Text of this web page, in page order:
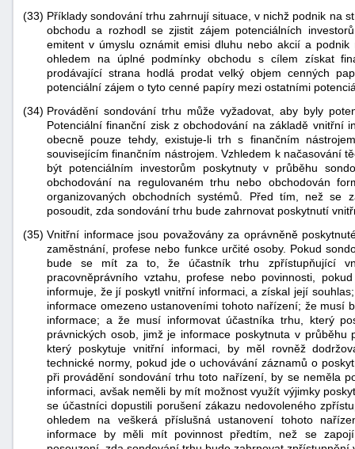
(33) Příklady sondování trhu zahrnují situace, v nichž podnik na
obchodu a rozhodl se zjistit zájem potenciálních
emitent v úmyslu oznámit emisi dluhu nebo akcií a
ohledem na úplné podmínky obchodu s cílem získat
prodávající strana hodlá prodat velký objem cenných
potenciální zájem o tyto cenné papíry mezi ostatními
(34) Provádění sondování trhu může vyžadovat, aby byly
Potenciální finanční zisk z obchodování na základě vnitřní
obecně pouze tehdy, existuje-li trh s finančním
souvisejícím finančním nástrojem. Vzhledem k načasování
být potenciálním investorům poskytnuty v průběhu
obchodování na regulovaném trhu nebo obchodován
organizovaných obchodních systémů. Před tím, než
posoudit, zda sondování trhu bude zahrnovat poskytnutí
(35) Vnitřní informace jsou považovány za oprávněně
zaměstnání, profese nebo funkce určité osoby. Pokud
bude se mít za to, že účastník trhu zpřístupňující
pracovněprávního vztahu, profese nebo povinnosti,
informuje, že jí poskytl vnitřní informaci, a získal její
informace omezeno ustanoveními tohoto nařízení; že musí
informace; a že musí informovat účastníka trhu, který
právnických osob, jimž je informace poskytnuta v
který poskytuje vnitřní informaci, by měl rovněž
technické normy, pokud jde o uchovávání záznamů o
při provádění sondování trhu toto nařízení, by se neměla
informaci, avšak neměli by mít možnost využít výjimky
se účastníci dopustili porušení zákazu nedovoleného
ohledem na veškerá příslušná ustanovení tohoto
informace by měli mít povinnost předtím, než se